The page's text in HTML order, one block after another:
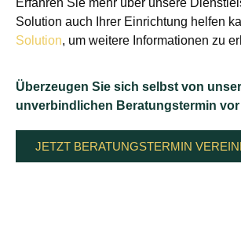
Solution auch Ihrer Einrichtung helfen
Solution, um weitere Informationen zu
Überzeugen Sie sich selbst von
unverbindlichen Beratungstermin vor
JETZT BERATUNGSTERMIN